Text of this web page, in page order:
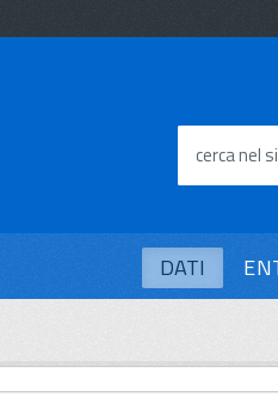
cerca nel
DATI